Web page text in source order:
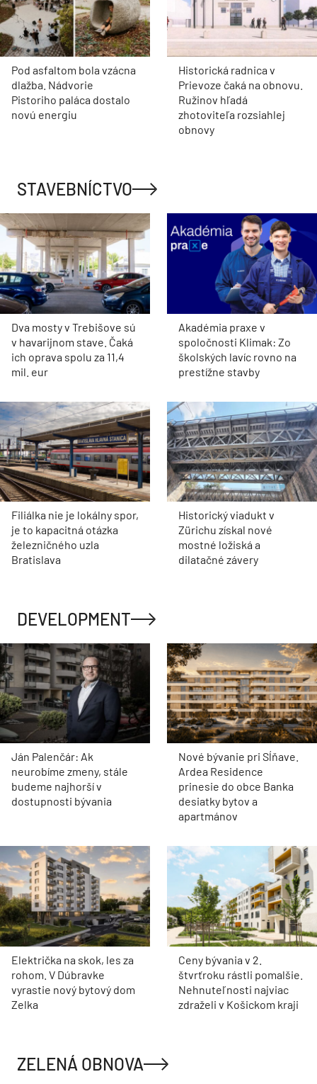
Pod asfaltom bola vzácna
dlažba. Nádvorie
Pistoriho paláca dostalo
novú energiu
Historická radnica v
Prievoze čaká na obnovu.
Ružinov hľadá
zhotoviteľa rozsiahlej
obnovy
STAVEBNÍCTVO
Dva mosty v Trebišove sú
v havarijnom stave. Čaká
ich oprava spolu za 11,4
mil. eur
Akadémia praxe v
spoločnosti Klimak: Zo
školských lavíc rovno na
prestížne stavby
Filiálka nie je lokálny spor,
je to kapacitná otázka
železničného uzla
Bratislava
Historický viadukt v
Zürichu získal nové
mostné ložiská a
dilatačné závery
DEVELOPMENT
Ján Palenčár: Ak
neurobíme zmeny, stále
budeme najhorší v
dostupnosti bývania
Nové bývanie pri Sĺňave.
Ardea Residence
prinesie do obce Banka
desiatky bytov a
apartmánov
Električka na skok, les za
rohom. V Dúbravke
vyrastie nový bytový dom
Zelka
Ceny bývania v 2.
štvrťroku rástli pomalšie.
Nehnuteľnosti najviac
zdraželi v Košickom kraji
ZELENÁ OBNOVA